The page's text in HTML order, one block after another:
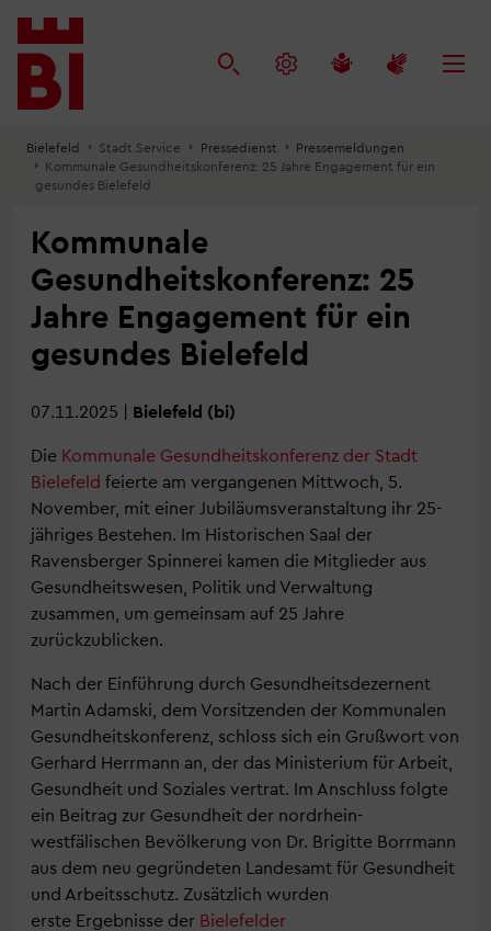
Inhalt
anspringen
Menü
anspringen
Suche
anspringen
Bielefeld Stadt.Service Pressedienst
Pressemeldungen
Kommunale Gesundheitskonferenz: 25 Jahre Engagement für ein
gesundes Bielefeld
Kommunale
Gesundheitskonferenz: 25
Jahre Engagement für ein
gesundes Bielefeld
07.11.2025 | Bielefeld (bi)
Die Kommunale Gesundheitskonferenz der Stadt
Bielefeld feierte am vergangenen Mittwoch, 5.
November, mit einer Jubiläumsveranstaltung ihr 25-
jähriges Bestehen. Im Historischen Saal der
Ravensberger Spinnerei kamen die Mitglieder aus
Gesundheitswesen, Politik und Verwaltung
zusammen, um gemeinsam auf 25 Jahre
zurückzublicken.
Nach der Einführung durch Gesundheitsdezernent
Martin Adamski, dem Vorsitzenden der Kommunalen
Gesundheitskonferenz, schloss sich ein Grußwort von
Gerhard Herrmann an, der das Ministerium für Arbeit,
Gesundheit und Soziales vertrat. Im Anschluss folgte
ein Beitrag zur Gesundheit der nordrhein-
westfälischen Bevölkerung von Dr. Brigitte Borrmann
aus dem neu gegründeten Landesamt für Gesundheit
und Arbeitsschutz. Zusätzlich wurden
erste Ergebnisse der Bielefelder